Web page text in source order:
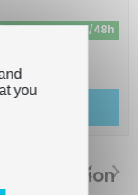
sous 24/48h
Solution
you